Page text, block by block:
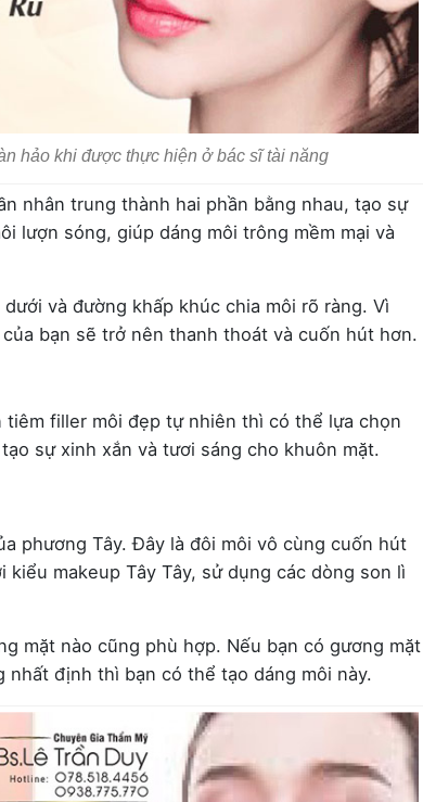
hảo khi được thực hiện ở bác sĩ tài năng
nhân trung thành hai phần bằng nhau, tạo sự
lượn sóng, giúp dáng môi trông mềm mại và
và đường khấp khúc chia môi rõ ràng. Vì
bạn sẽ trở nên thanh thoát và cuốn hút hơn.
filler môi đẹp tự nhiên thì có thể lựa chọn
sự xinh xắn và tươi sáng cho khuôn mặt.
phương Tây. Đây là đôi môi vô cùng cuốn hút
makeup Tây Tây, sử dụng các dòng son lì
mặt nào cũng phù hợp. Nếu bạn có gương mặt
nhất định thì bạn có thể tạo dáng môi này.